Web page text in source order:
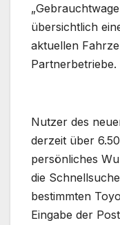
übersichtlich
aktuellen
Partnerbetriebe.
Nutzer des
derzeit über
persönliches
die
bestimmten
Eingabe der